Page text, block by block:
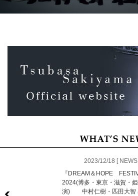
2023/12/18 [ NEWS
『DREAM＆HOPE
2024(博多・東京・滋賀・
演) 中村仁樹・匹田大智